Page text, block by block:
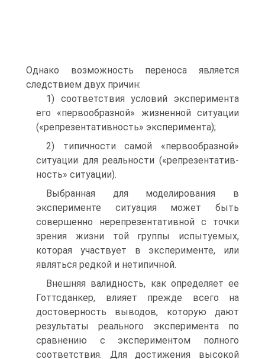
Однако возможность переноса является
следствием двух причин:
1) соответствия условий эксперимента
его «первообразной» жизненной ситуации
(«репрезентативность» эксперимента);
2) типичности самой «первообразной»
ситуации для реальности («репрезентатив­
ность» ситуации).
Выбранная для моделирования в
эксперименте ситуация может быть
совершенно нерепрезентативной с точки
зрения жизни той группы испытуе­мых,
которая участвует в эксперименте, или
являться редкой и нетипичной.
Внешняя валидность, как определяет ее
Готтсданкер, влияет прежде всего на
достоверность выводов, которую дают
результаты реального эксперимента по
срав­нению с экспериментом полного
соответствия. Для достижения высокой